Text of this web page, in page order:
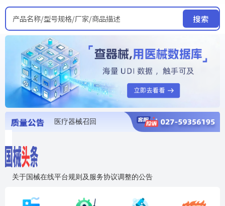
产品名称/型号规格/厂家/商品描述 搜索
医疗器械召回
关于国械在线平台规则及服务协议调整的公告